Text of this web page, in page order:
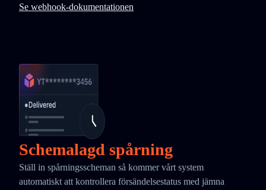
Se webhook-dokumentationen
Schemalagd spårning
Ställ in spårningsscheman så kommer vårt system
automatiskt att kontrollera försändelsestatus med jämna